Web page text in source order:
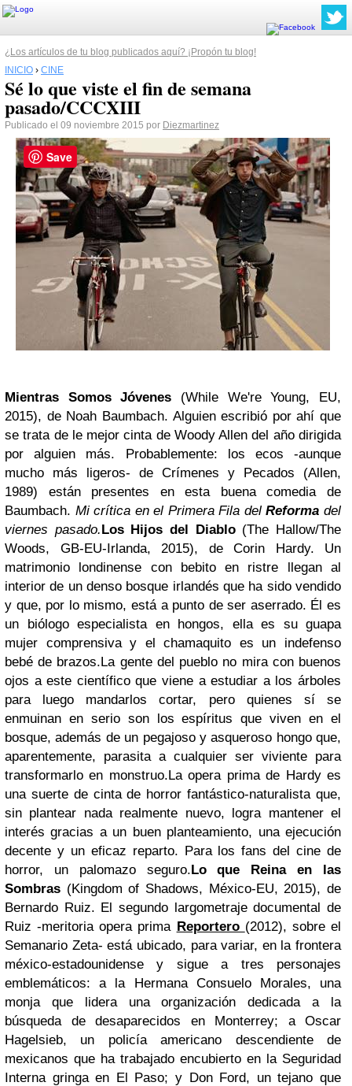
¿Los artículos de tu blog publicados aquí? ¡Propón tu blog!
INICIO › CINE
Sé lo que viste el fin de semana
pasado/CCCXIII
Publicado el 09 noviembre 2015 por Diezmartinez
Mientras Somos Jóvenes (While We're Young, EU,
2015), de Noah Baumbach. Alguien escribió por ahí que
se trata de le mejor cinta de Woody Allen del año dirigida
por alguien más. Probablemente: los ecos -aunque
mucho más ligeros- de Crímenes y Pecados (Allen,
1989) están presentes en esta buena comedia de
Baumbach. Mi crítica en el Primera Fila delReforma del
viernes pasado.Los Hijos del Diablo(The Hallow/The
Woods, GB-EU-Irlanda, 2015), de Corin Hardy. Un
matrimonio londinense con bebito en ristre llegan al
interior de un denso bosque irlandés que ha sido vendido
y que, por lo mismo, está a punto de ser aserrado. Él es
un biólogo especialista en hongos, ella es su guapa
mujer comprensiva y el chamaquito es un indefenso
bebé de brazos.La gente del pueblo no mira con buenos
ojos a este científico que viene a estudiar a los árboles
para luego mandarlos cortar, pero quienes sí se
enmuinan en serio son los espíritus que viven en el
bosque, además de un pegajoso y asqueroso hongo que,
aparentemente, parasita a cualquier ser viviente para
transformarlo en monstruo.La opera prima de Hardy es
una suerte de cinta de horror fantástico-naturalista que,
sin plantear nada realmente nuevo, logra mantener el
interés gracias a un buen planteamiento, una ejecución
decente y un eficaz reparto. Para los fans del cine de
horror, un palomazo seguro.Lo que Reina en las
Sombras (Kingdom of Shadows, México-EU, 2015), de
Bernardo Ruiz. El segundo largometraje documental de
Ruiz -meritoria opera prima Reportero (2012), sobre el
Semanario Zeta- está ubicado, para variar, en la frontera
méxico-estadounidense y sigue a tres personajes
emblemáticos: a la Hermana Consuelo Morales, una
monja que lidera una organización dedicada a la
búsqueda de desaparecidos en Monterrey; a Oscar
Hagelsieb, un policía americano descendiente de
mexicanos que ha trabajado encubierto en la Seguridad
Interna gringa en El Paso; y Don Ford, un tejano que
Save